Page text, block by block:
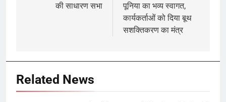
की साधारण सभा
पूनिया का भव्य स्वागत,
कार्यकर्ताओं को दिया बूथ
सशक्तिकरण का मंत्र
Related News